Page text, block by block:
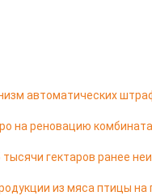
автоматических
на реновацию
гектаров ранее
из мяса птицы